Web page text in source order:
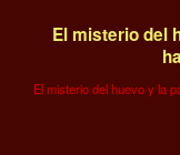
El misterio del
El misterio del huevo y la